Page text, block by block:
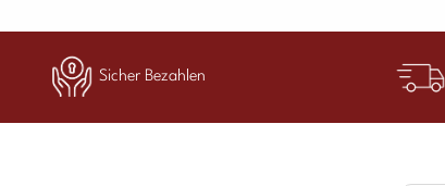
Sicher Bezahlen